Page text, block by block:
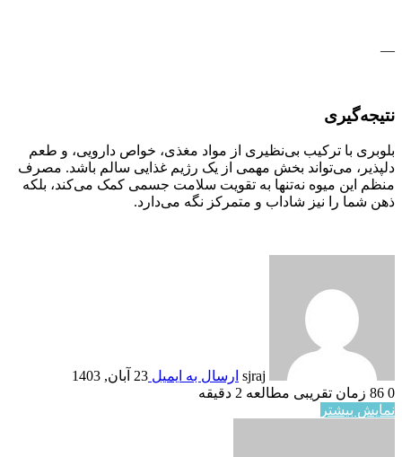
—
نتیجه‌گیری
بلوبری با ترکیب بی‌نظیری از مواد مغذی، خواص دارویی، و طعم
دلپذیر، می‌تواند بخش مهمی از یک رژیم غذایی سالم باشد. مصرف
منظم این میوه نه‌تنها به تقویت سلامت جسمی کمک می‌کند، بلکه
ذهن شما را نیز شاداب و متمرکز نگه می‌دارد.
sjraj ارسال به ایمیل 23 آبان, 1403
0
زمان تقریبی مطالعه 2 دقیقه
نمایش بیشتر